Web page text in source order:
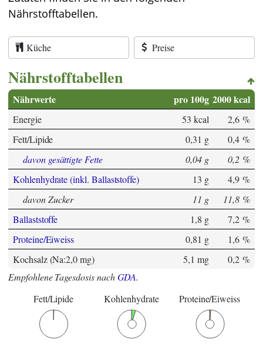
Nährstofftabellen.
Küche Preise
Nährstofftabellen
Nährwerte pro 100g 2000 kcal
Energie 53 kcal
2,6 %
Fett/Lipide
0,31 g
0,4 %
davon gesättigte Fette
0,04 g
0,2 %
Kohlenhydrate (inkl. Ballaststoffe)
13 g
4,9 %
davon Zucker
11 g
11,8 %
Ballaststoffe
1,8 g
7,2 %
Proteine/Eiweiss
0,81 g
1,6 %
Kochsalz (Na:2,0 mg)
5,1 mg
0,2 %
Empfohlene Tagesdosis nachGDA.
Fett/Lipide
Kohlenhydrate Proteine/Eiweiss